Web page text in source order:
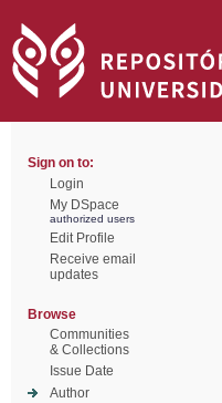
Sign on to:
Login
My DSpace
authorized users
Edit Profile
Receive email
updates
Browse
Communities
& Collections
Issue Date
Author